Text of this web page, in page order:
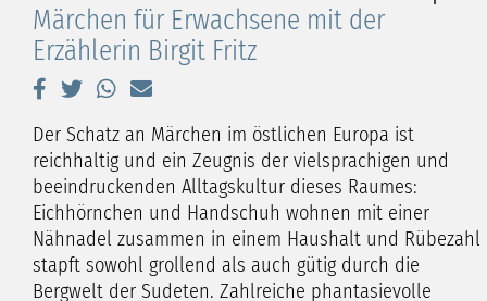
Märchen für Erwachsene mit der
Erzählerin Birgit Fritz
Der Schatz an Märchen im östlichen Europa ist
reichhaltig und ein Zeugnis der vielsprachigen und
beeindruckenden Alltagskultur dieses Raumes:
Eichhörnchen und Handschuh wohnen mit einer
Nähnadel zusammen in einem Haushalt und Rübezahl
stapft sowohl grollend als auch gütig durch die
Bergwelt der Sudeten. Zahlreiche phantasievolle